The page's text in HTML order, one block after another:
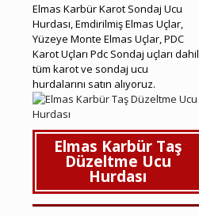
Elmas Karbür Karot Sondaj Ucu
Hurdası, Emdirilmiş Elmas Uçlar,
Yüzeye Monte Elmas Uçlar, PDC
Karot Uçları Pdc Sondaj uçları dahil
tüm karot ve sondaj ucu
hurdalarını satın alıyoruz.
Elmas Karbür Taş
Düzeltme Ucu
Hurdası